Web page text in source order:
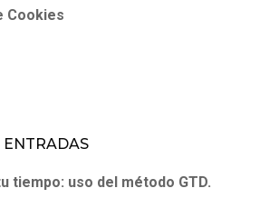
Cookies
ENTRADAS
tiempo: uso del método GTD.